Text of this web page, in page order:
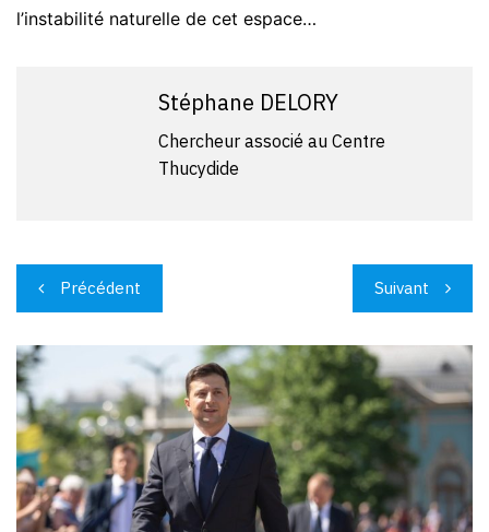
l’instabilité naturelle de cet espace…
Stéphane DELORY
Chercheur associé au Centre
Thucydide
Navigation
de
l’article
Précédent Suivant